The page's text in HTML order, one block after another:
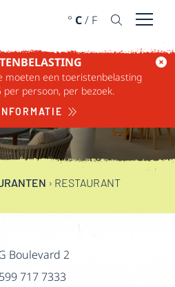
° C/ F Menu
moeten een toeristenbelasting
per persoon, per bezoek.
FLORA
› RESTAURANT
Boulevard 2
717 7333